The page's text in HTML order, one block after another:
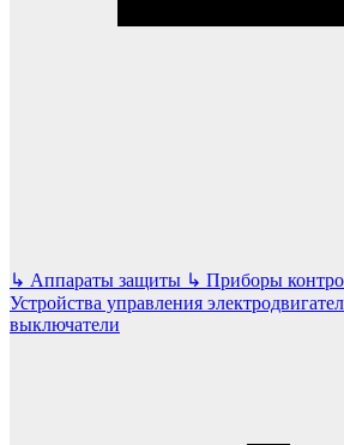
↳ Аппараты защиты ↳ Приборы
Устройства управления
выключатели